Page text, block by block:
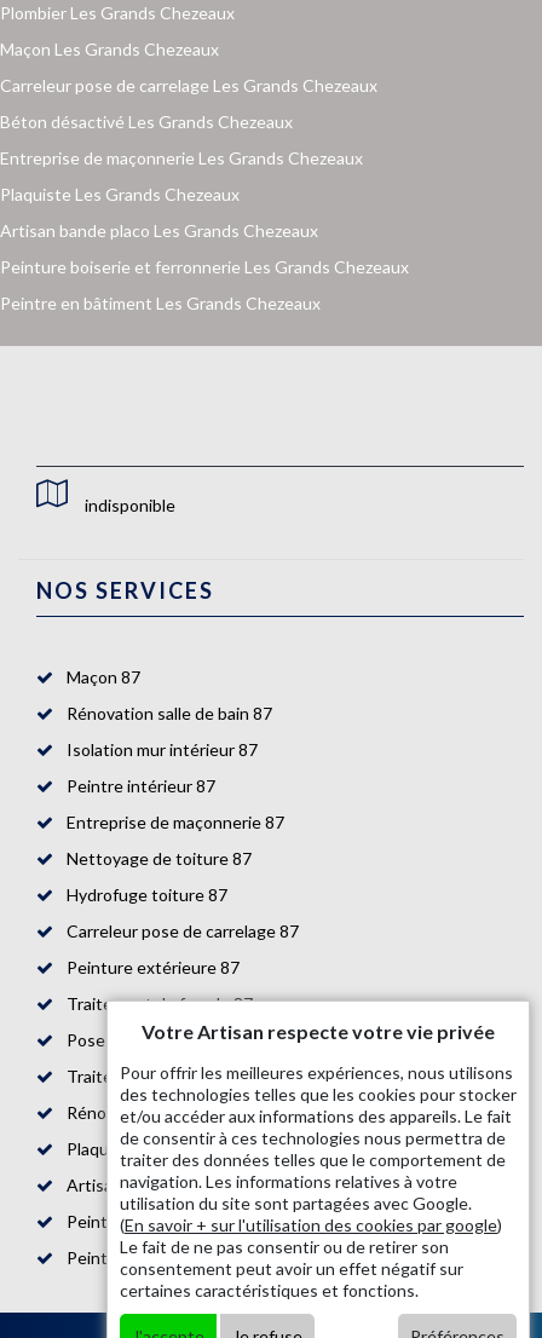
Plombier Les Grands Chezeaux
Maçon Les Grands Chezeaux
Carreleur pose de carrelage Les Grands Chezeaux
Béton désactivé Les Grands Chezeaux
Entreprise de maçonnerie Les Grands Chezeaux
Plaquiste Les Grands Chezeaux
Artisan bande placo Les Grands Chezeaux
Peinture boiserie et ferronnerie Les Grands Chezeaux
Peintre en bâtiment Les Grands Chezeaux
indisponible
NOS SERVICES
Maçon 87
Rénovation salle de bain 87
Isolation mur intérieur 87
Peintre intérieur 87
Entreprise de maçonnerie 87
Nettoyage de toiture 87
Hydrofuge toiture 87
Carreleur pose de carrelage 87
Peinture extérieure 87
Traitement de façade 87
Pose de parquet 87
Traitement de toiture 87
Rénovation de maison 87
Plaquiste 87
Artisan bande placo 87
Peintre en bâtiment 87
Peinture boiserie et ferronnerie 87
Votre Artisan respecte votre vie privée
Pour offrir les meilleures expériences, nous utilisons
des technologies telles que les cookies pour stocker
et/ou accéder aux informations des appareils. Le fait
de consentir à ces technologies nous permettra de
traiter des données telles que le comportement de
navigation. Les informations relatives à votre
utilisation du site sont partagées avec Google.
(En savoir + sur l'utilisation des cookies par google)
Le fait de ne pas consentir ou de retirer son
consentement peut avoir un effet négatif sur
certaines caractéristiques et fonctions.